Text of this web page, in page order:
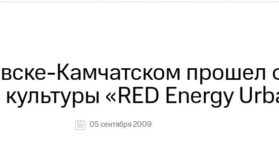
кабинет акционераАкционерный капиталКонтроль и аудит
Камчатском прошел
«RED Energy
05 сентября 2009